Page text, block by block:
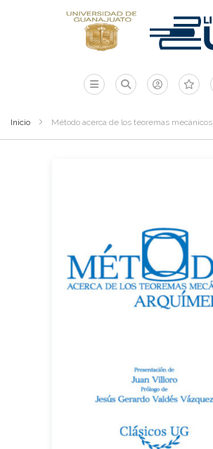
Inicio Método acerca de los teoremas mecánicos